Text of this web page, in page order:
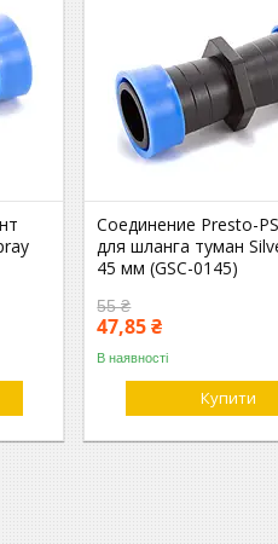
Соединение Presto-
для шланга туман
45 мм (GSC-0145)
55 ₴
47,85 ₴
В наявності
Купити